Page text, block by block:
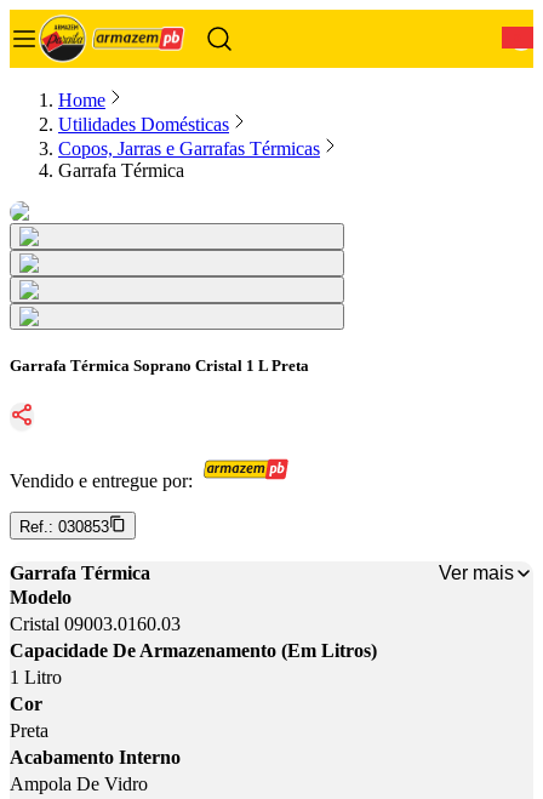
Home
Utilidades Domésticas
Copos, Jarras e Garrafas Térmicas
Garrafa Térmica
Garrafa Térmica Soprano Cristal 1 L Preta
Vendido e entregue por:
Ref.: 030853
Garrafa Térmica
Ver mais
Modelo
Cristal 09003.0160.03
Capacidade De Armazenamento (Em Litros)
1 Litro
Cor
Preta
Acabamento Interno
Ampola De Vidro